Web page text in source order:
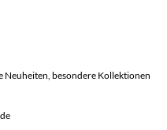
Neuheiten, besondere Kollektionen